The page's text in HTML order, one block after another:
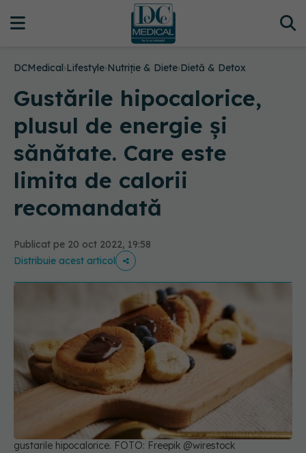
DCMedical›Lifestyle›Nutriție & Diete›Dietă & Detox
Gustările hipocalorice,
plusul de energie și
sănătate. Care este
limita de calorii
recomandată
Publicat pe 20 oct 2022, 19:58
Distribuie acest articol
gustarile hipocalorice. FOTO: Freepik @wirestock